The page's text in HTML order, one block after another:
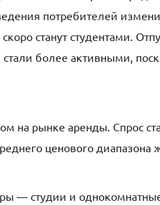
потребителей
станут студентами.
более активными,
на рынке аренды. Спрос
ценового диапазона
— студии и